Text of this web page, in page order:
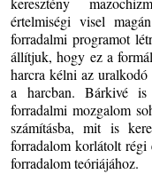
értelmiségi visel
forradalmi programot
állítjuk, hogy ez a
harcra kélni az
a harcban. Bárkivé
forradalmi mozgalom
számításba, mit is
forradalom korlátolt régi
forradalom teóriájához.